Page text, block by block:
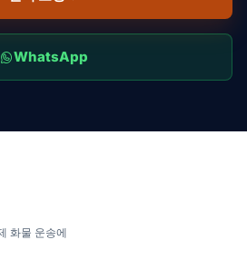
WhatsApp
관 및 창고 관리를 위한 독립적인
체 중립적으로 비교하고, 견적을
화물 운송에